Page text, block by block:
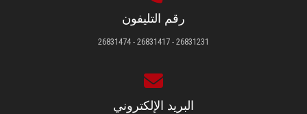
رقم التليفون
26831231 - 26831417 - 26831474
البريد الإلكتروني